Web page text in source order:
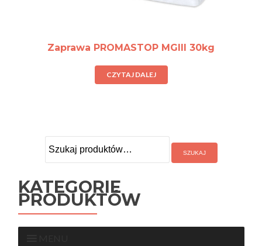
Zaprawa PROMASTOP MGIII 30kg
CZYTAJ DALEJ
KATEGORIE
PRODUKTÓW